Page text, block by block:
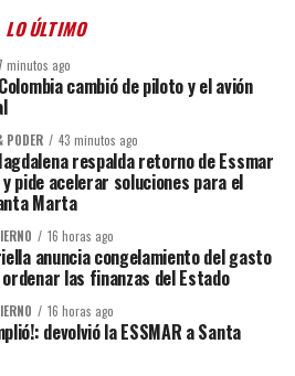
LO ÚLTIMO
minutos ago
cambió de piloto y el avión
PODER 43 minutos ago
respalda retorno de Essmar
pide acelerar soluciones para el
Marta
16 horas ago
anuncia congelamiento del gasto
las finanzas del Estado
16 horas ago
devolvió la ESSMAR a Santa